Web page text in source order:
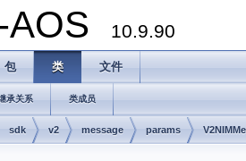
AOS 10.9.90
包 类 文件
承关系 类成员
sdk v2 message params